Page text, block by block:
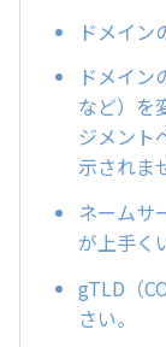
ドメイン
ドメイ
など）を
ジメント
示されま
ネームサ
が上手く
gTLD（
さい。